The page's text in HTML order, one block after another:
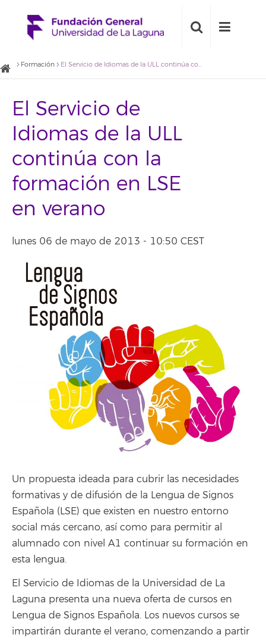
Formación El Servicio de Idiomas de la ULL continúa con la formación en LSE en verano
El Servicio de
Idiomas de la ULL
continúa con la
formación en LSE
en verano
lunes 06 de mayo de 2013 - 10:50 CEST
Un propuesta ideada para cubrir las necesidades
formativas y de difusión de la Lengua de Signos
Española (LSE) que existen en nuestro entorno
social más cercano, así como para permitir al
alumnado con nivel A1 continuar su formación en
esta lengua.
El Servicio de Idiomas de la Universidad de La
Laguna presenta una nueva oferta de cursos en
Lengua de Signos Española. Los nuevos cursos se
impartirán durante el verano, comenzando a partir